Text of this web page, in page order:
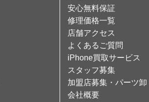
安心無料保証
修理価格一覧
店舗アクセス
よくあるご質問
iPhone買取サービス
スタッフ募集
加盟店募集・パーツ卸
会社概要